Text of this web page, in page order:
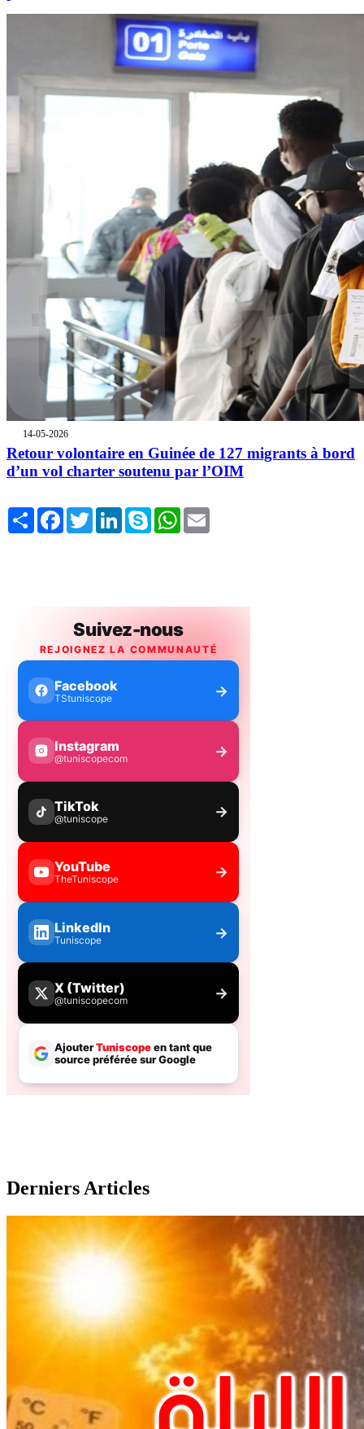
14-05-2026
Retour volontaire en Guinée de 127 migrants à bord
d’un vol charter soutenu par l’OIM
Share FacebookTwitterLinkedInSkype WhatsApp
Derniers Articles